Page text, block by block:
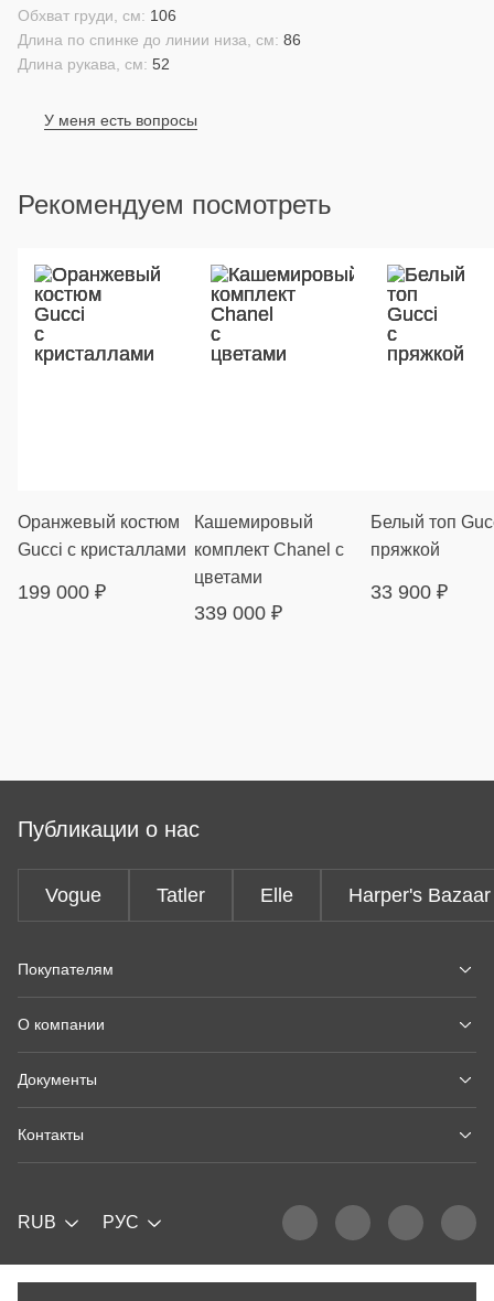
Длина рукава, см: 52
Длина по спинке до линии низа, см: 86
Обхват груди, см: 106
У меня есть вопросы
Рекомендуем посмотреть
Оранжевый костюм
Gucci с кристаллами
199 000 ₽
Кашемировый
комплект Chanel с
цветами
339 000 ₽
Белый топ
пряжкой
33 900 ₽
Публикации о нас
Vogue Tatler Elle Harper's Bazaar
Покупателям
О компании
Документы
Контакты
RUB РУС